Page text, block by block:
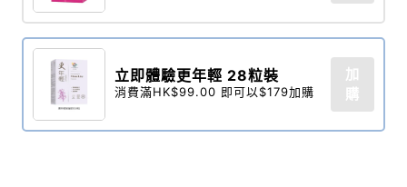
立即體驗更年輕 28粒裝​
消費滿HK$99.00 即可以$179加購
加
購